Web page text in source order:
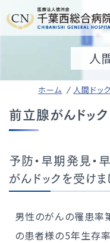
人
ホーム 人間ドッ
前立腺がんドック
予防・早期発見
がんドックを受けま
男性のがんの罹患率
の患者様の5年生存